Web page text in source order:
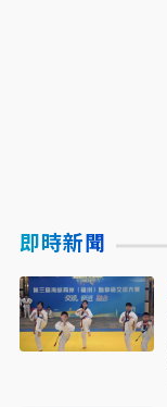
即時新聞